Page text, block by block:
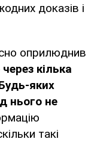
доказів і
оприлюднив
кілька
яких
нього не
такі